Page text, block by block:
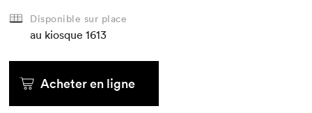
Disponible sur place
au kiosque 1613
Acheter en ligne